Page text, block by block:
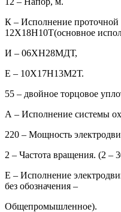
К – Исполнение проточной
12Х18Н10Т(основное
И – 06ХН28МДТ,
Е – 10Х17Н13М2Т.
55 – двойное торцовое
А – Исполнение системы
220 – Мощность
2 – Частота вращения. (2 –
Е – Исполнение
без обозначения –
Общепромышленное).